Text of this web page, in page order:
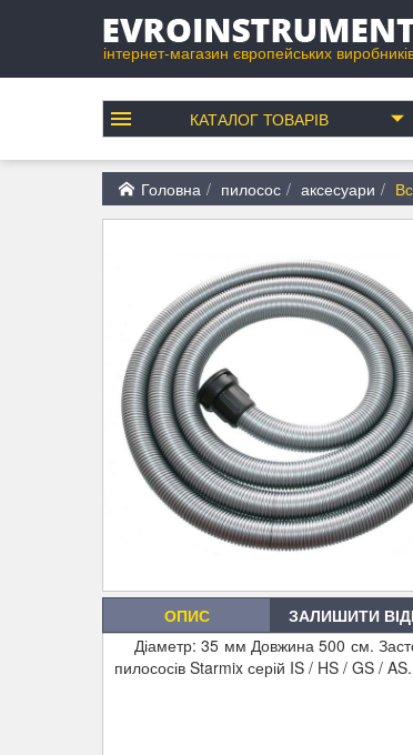
інтернет-магазин європейських
КАТАЛОГ ТОВАРІВ
Головна пилосос аксесуари
ОПИС ЗАЛИШИТИ
Діаметр: 35 мм Довжина 500 см.
пилососів Starmix серій IS / HS / GS / AS.